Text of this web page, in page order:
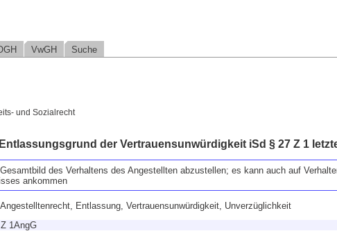
VwGH Suche
und Sozialrecht
der Vertrauensunwürdigkeit iSd § 27 Z 1
des Verhaltens des Angestellten abzustellen; es kann auch auf
ankommen
Angestelltenrecht, Entlassung, Vertrauensunwürdigkeit, Unverzüglichkeit
1AngG